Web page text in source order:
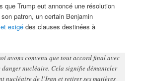
que Trump eut annoncé une résolution
patron, un certain Benjamin
exigé des clauses destinées à
avons convenu que tout accord final avec
nucléaire. Cela signifie démanteler
nucléaire de l’Iran et retirer ses matières